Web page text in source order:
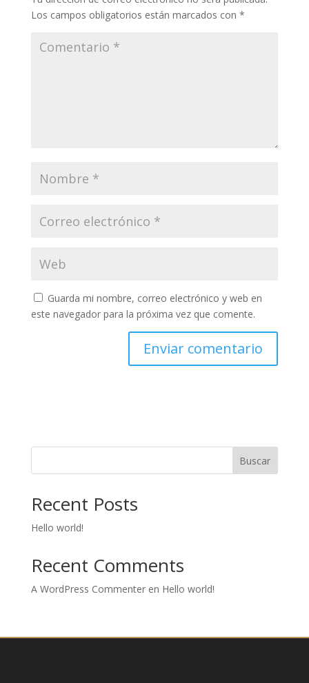
Los campos obligatorios están marcados con *
Guarda mi nombre, correo electrónico y web en
este navegador para la próxima vez que comente.
Buscar
Recent Posts
Hello world!
Recent Comments
A WordPress Commenteren Hello world!